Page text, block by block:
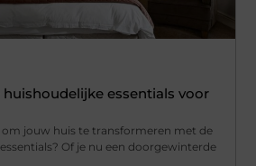
essentials voor
om jouw huis te transformeren met de
Of je nu een doorgewinterde